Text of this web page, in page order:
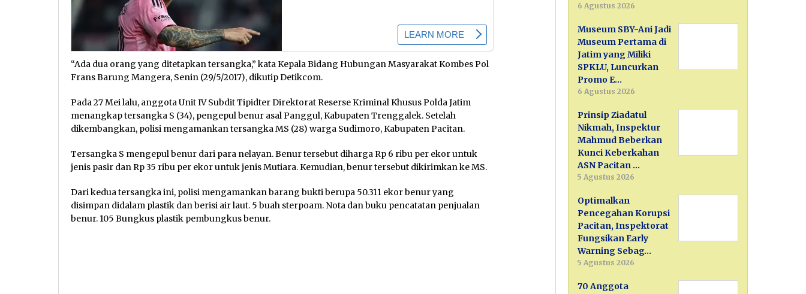
“Ada dua orang yang ditetapkan tersangka,” kata Kepala Bidang Hubungan Masyarakat Kombes Pol
Frans Barung Mangera, Senin (29/5/2017), dikutip Detikcom.
Pada 27 Mei lalu, anggota Unit IV Subdit Tipidter Direktorat Reserse Kriminal Khusus Polda Jatim
menangkap tersangka S (34), pengepul benur asal Panggul, Kabupaten Trenggalek. Setelah
dikembangkan, polisi mengamankan tersangka MS (28) warga Sudimoro, Kabupaten Pacitan.
Tersangka S mengepul benur dari para nelayan. Benur tersebut diharga Rp 6 ribu per ekor untuk
jenis pasir dan Rp 35 ribu per ekor untuk jenis Mutiara. Kemudian, benur tersebut dikirimkan ke MS.
Dari kedua tersangka ini, polisi mengamankan barang bukti berupa 50.311 ekor benur yang
disimpan didalam plastik dan berisi air laut. 5 buah sterpoam. Nota dan buku pencatatan penjualan
benur. 105 Bungkus plastik pembungkus benur.
6 Agustus 2026
Museum SBY-Ani Jadi
Museum Pertama di
Jatim yang Miliki
SPKLU, Luncurkan
Promo E…
6 Agustus 2026
Prinsip Ziadatul
Nikmah, Inspektur
Mahmud Beberkan
Kunci Keberkahan
ASN Pacitan …
5 Agustus 2026
Optimalkan
Pencegahan Korupsi
Pacitan, Inspektorat
Fungsikan Early
Warning Sebag…
5 Agustus 2026
70 Anggota